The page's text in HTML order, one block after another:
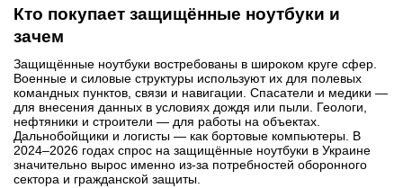
Кто покупает защищённые ноутбуки и
зачем
Защищённые ноутбуки востребованы в широком круге сфер.
Военные и силовые структуры используют их для полевых
командных пунктов, связи и навигации. Спасатели и медики —
для внесения данных в условиях дождя или пыли. Геологи,
нефтяники и строители — для работы на объектах.
Дальнобойщики и логисты — как бортовые компьютеры. В
2024–2026 годах спрос на защищённые ноутбуки в Украине
значительно вырос именно из-за потребностей оборонного
сектора и гражданской защиты.